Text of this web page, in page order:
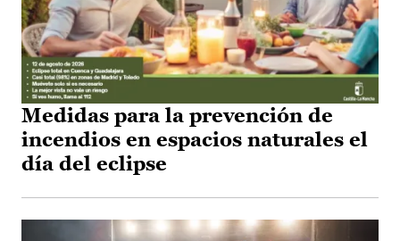
Medidas para la prevención de
incendios en espacios naturales el
día del eclipse